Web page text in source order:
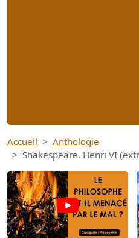
Accueil
Anthologie
Shakespeare, Henri VI